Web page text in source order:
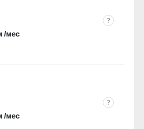
/мес
/мес